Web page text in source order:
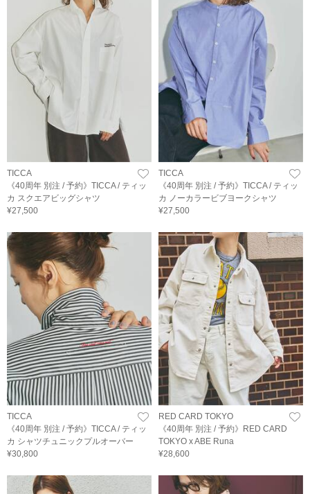
TICCA
《40周年 別注 / 予約》TICCA / ティッ
カ スクエアビッグシャツ
¥27,500
TICCA
《40周年 別注 / 予約》TICCA / ティッ
カ ノーカラービブヨークシャツ
¥27,500
TICCA
《40周年 別注 / 予約》TICCA / ティッ
カ シャツチュニックプルオーバー
¥30,800
RED CARD TOKYO
《40周年 別注 / 予約》RED CARD
TOKYO x ABE Runa
¥28,600